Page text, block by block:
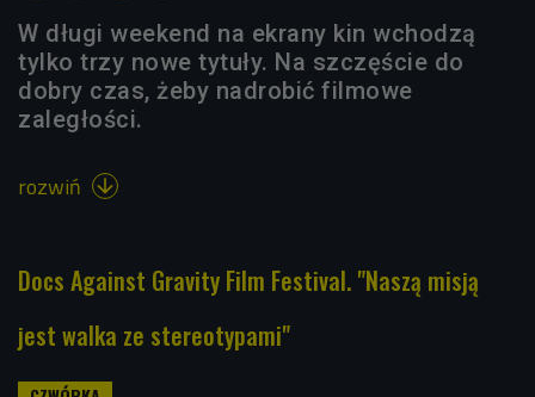
W długi weekend na ekrany kin wchodzą
tylko trzy nowe tytuły. Na szczęście do
dobry czas, żeby nadrobić filmowe
zaległości.
rozwiń 
Docs Against Gravity Film Festival. "Naszą misją
jest walka ze stereotypami"